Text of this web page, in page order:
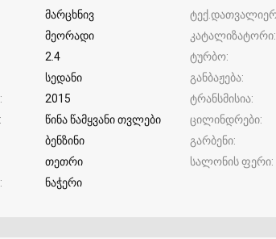
მარცხნივ
მეორადი კატალიზატორი
2.4 ტურბო
სედანი განბაჟება
2015 ტრანსმისია
წინა წამყვანი თვლები ცილინდრები
ბენზინი გარბენი
თეთრი სალონის ფერი
ნაჭერი